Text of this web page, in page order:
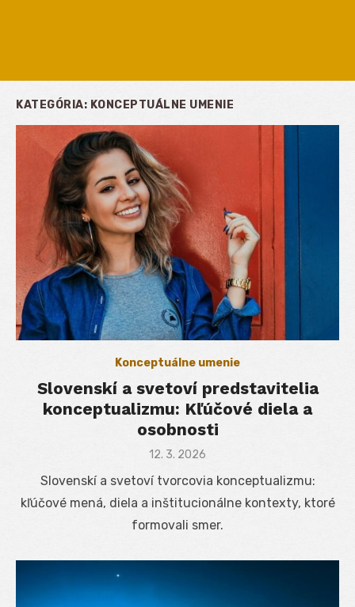
KATEGÓRIA: KONCEPTUÁLNE UMENIE
Konceptuálne umenie
Slovenskí a svetoví predstavitelia
konceptualizmu: Kľúčové diela a
osobnosti
Posted
12. 3. 2026
Slovenskí a svetoví tvorcovia konceptualizmu:
kľúčové mená, diela a inštitucionálne kontexty, ktoré
formovali smer.